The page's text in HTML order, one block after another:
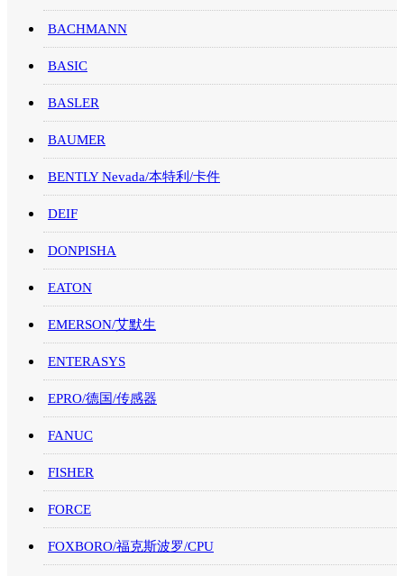
BACHMANN
BASIC
BASLER
BAUMER
BENTLY Nevada/本特利/卡件
DEIF
DONPISHA
EATON
EMERSON/艾默生
ENTERASYS
EPRO/德国/传感器
FANUC
FISHER
FORCE
FOXBORO/福克斯波罗/CPU